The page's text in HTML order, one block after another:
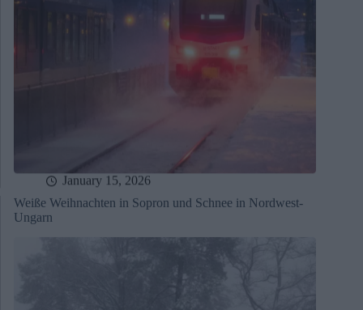
January 15, 2026
Weiße Weihnachten in Sopron und Schnee in Nordwest-
Ungarn